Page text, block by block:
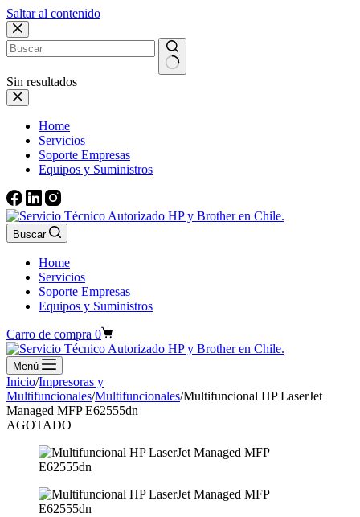
Saltar al contenido
Sin resultados
Home
Servicios
Soporte Empresas
Equipos y Suministros
Buscar
Home
Servicios
Soporte Empresas
Equipos y Suministros
Carro de compra 0
Menú
Inicio/Impresoras y
Multifuncionales/Multifuncionales/Multifuncional HP LaserJet
Managed MFP E62555dn
AGOTADO